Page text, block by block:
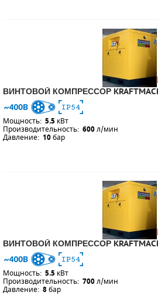
ВИНТОВОЙ КОМПРЕССОР
Мощность: 5.5 кВт
Производительность: 600л/мин
Давление: 10бар
ВИНТОВОЙ КОМПРЕССОР
Мощность: 5.5 кВт
Производительность: 700л/мин
Давление: 8бар